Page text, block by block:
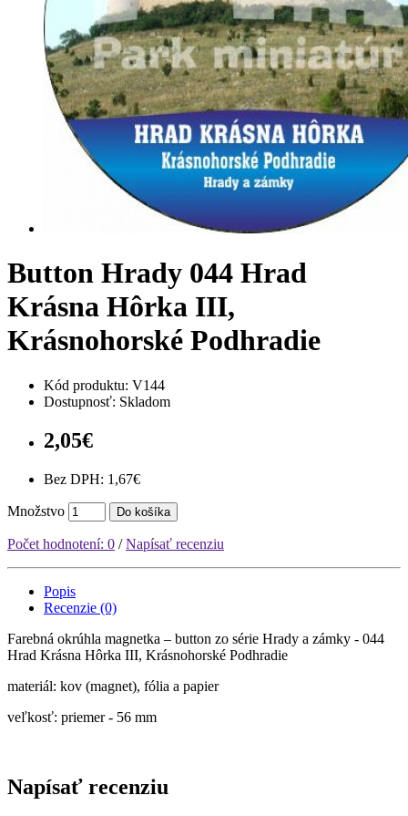
Button Hrady 044 Hrad
Krásna Hôrka III,
Krásnohorské Podhradie
Kód produktu: V144
Dostupnosť: Skladom
2,05€
Bez DPH: 1,67€
Množstvo Do košíka
Počet hodnotení: 0 /Napísať recenziu
Popis
Recenzie (0)
Farebná okrúhla magnetka – button zo série Hrady a zámky - 044
Hrad Krásna Hôrka III, Krásnohorské Podhradie
materiál: kov (magnet), fólia a papier
veľkosť: priemer - 56 mm
Napísať recenziu